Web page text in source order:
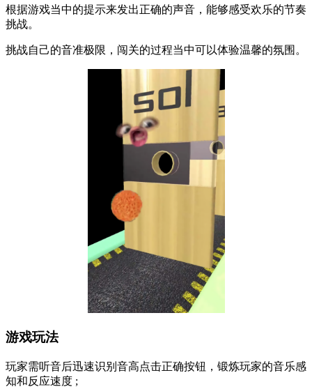
根据游戏当中的提示来发出正确的声音，能够感受欢乐的节奏
挑战。
挑战自己的音准极限，闯关的过程当中可以体验温馨的氛围。
游戏玩法
玩家需听音后迅速识别音高点击正确按钮，锻炼玩家的音乐感
知和反应速度 ;